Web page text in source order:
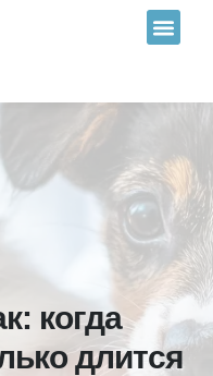
когда
длится